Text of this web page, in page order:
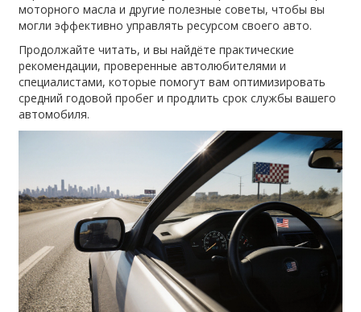
моторного масла и другие полезные советы, чтобы вы
могли эффективно управлять ресурсом своего авто.
Продолжайте читать, и вы найдёте практические
рекомендации, проверенные автолюбителями и
специалистами, которые помогут вам оптимизировать
средний годовой пробег и продлить срок службы вашего
автомобиля.